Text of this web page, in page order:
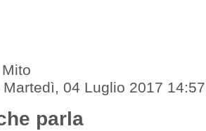
04 Luglio 2017 14:57
parla